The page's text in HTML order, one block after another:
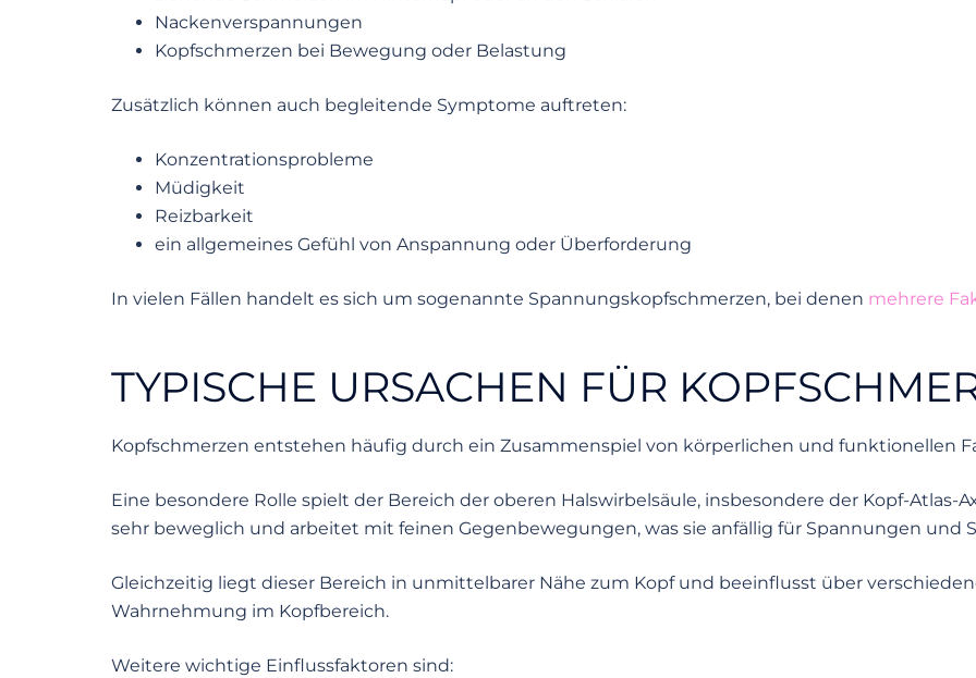
Nackenverspannungen
Kopfschmerzen bei Bewegung oder Belastung
Zusätzlich können auch begleitende Symptome auftreten:
Konzentrationsprobleme
Müdigkeit
Reizbarkeit
ein allgemeines Gefühl von Anspannung oder Überforderung
In vielen Fällen handelt es sich um sogenannte Spannungskopfschmerzen, bei denen mehrere
TYPISCHE URSACHEN FÜR
Kopfschmerzen entstehen häufig durch ein Zusammenspiel von körperlichen und funktionellen
Eine besondere Rolle spielt der Bereich der oberen Halswirbelsäule, insbesondere der Kopf-Atlas-
sehr beweglich und arbeitet mit feinen Gegenbewegungen, was sie anfällig für Spannungen und
Gleichzeitig liegt dieser Bereich in unmittelbarer Nähe zum Kopf und beeinflusst über
Wahrnehmung im Kopfbereich.
Weitere wichtige Einflussfaktoren sind: